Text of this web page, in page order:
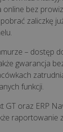
bez
zaliczkę
– dostęp
gwarancja
funkcji.
GT oraz ERP
raportowanie